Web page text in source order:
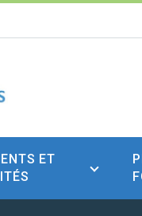
ET